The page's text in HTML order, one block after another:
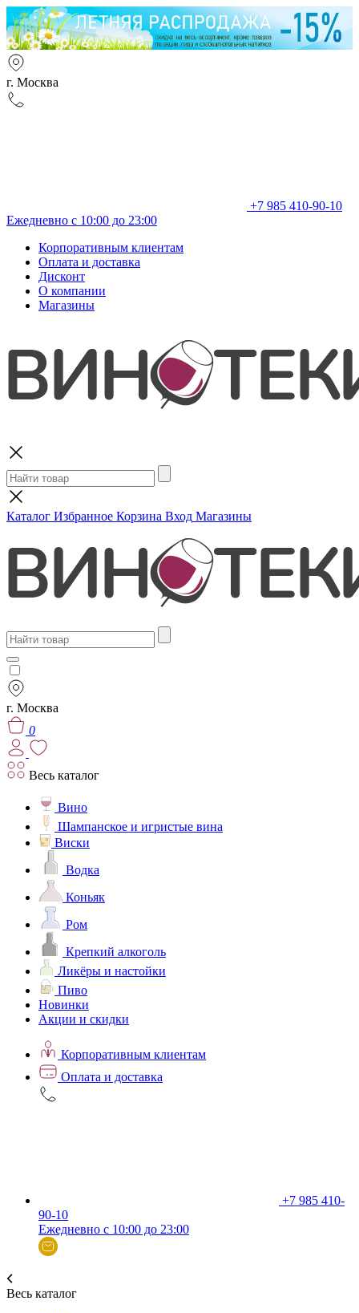
г. Москва
+7 985 410-90-10
Ежедневно с 10:00 до 23:00
Корпоративным клиентам
Оплата и доставка
Дисконт
О компании
Магазины
Каталог Избранное Корзина Вход Магазины
г. Москва
0
Весь каталог
Вино
Шампанское и игристые вина
Виски
Водка
Коньяк
Ром
Крепкий алкоголь
Ликёры и настойки
Пиво
Новинки
Акции и скидки
Корпоративным клиентам
Оплата и доставка
+7 985 410-
90-10
Ежедневно с 10:00 до 23:00
Весь каталог